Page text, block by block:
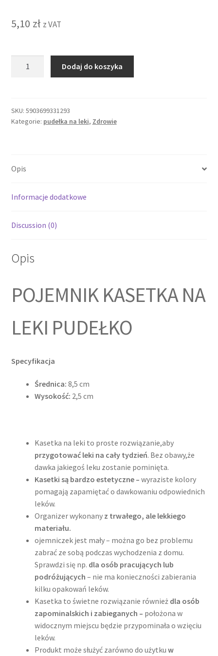
5,10 zł z VAT
organizer
na
-
Dodaj do koszyka
SKU: 5903699331293
Kategorie: pudełka na leki, Zdrowie
Opis
Informacje dodatkowe
Discussion (0)
Opis
POJEMNIK KASETKA NA
LEKI PUDEŁKO
Specyfikacja
Średnica: 8,5 cm
Wysokość: 2,5 cm
Kasetka na leki to proste rozwiązanie,aby
przygotować leki na cały tydzień. Bez obawy,że
dawka jakiegoś leku zostanie pominięta.
Kasetki są bardzo estetyczne – wyraziste kolory
pomagają zapamiętać o dawkowaniu odpowiednich
leków.
Organizer wykonany z trwałego, ale lekkiego
materiału.
ojemniczek jest mały – można go bez problemu
zabrać ze sobą podczas wychodzenia z domu.
Sprawdzi się np. dla osób pracujących lub
podróżujących – nie ma konieczności zabierania
kilku opakowań leków.
Kasetka to świetne rozwiązanie również dla osób
zapominalskich i zabieganych – położona w
widocznym miejscu będzie przypominała o wzięciu
leków.
Produkt może służyć zarówno do użytku w